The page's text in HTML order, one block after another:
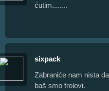
ćutim........
sixpack
Zabraniće nam nista
baš smo trolovi.